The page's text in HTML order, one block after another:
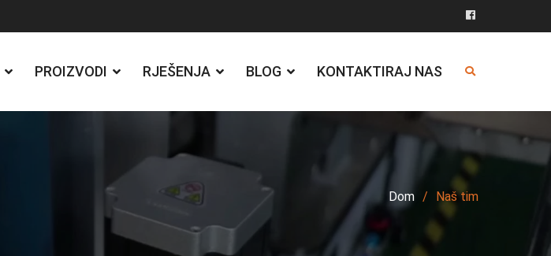
Facebook
PROIZVODI RJEŠENJA BLOG KONTAKTIRAJ NAS
Dom Naš tim